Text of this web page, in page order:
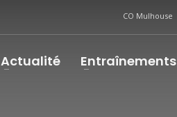
CO Mulhouse
Actualité Entraînements